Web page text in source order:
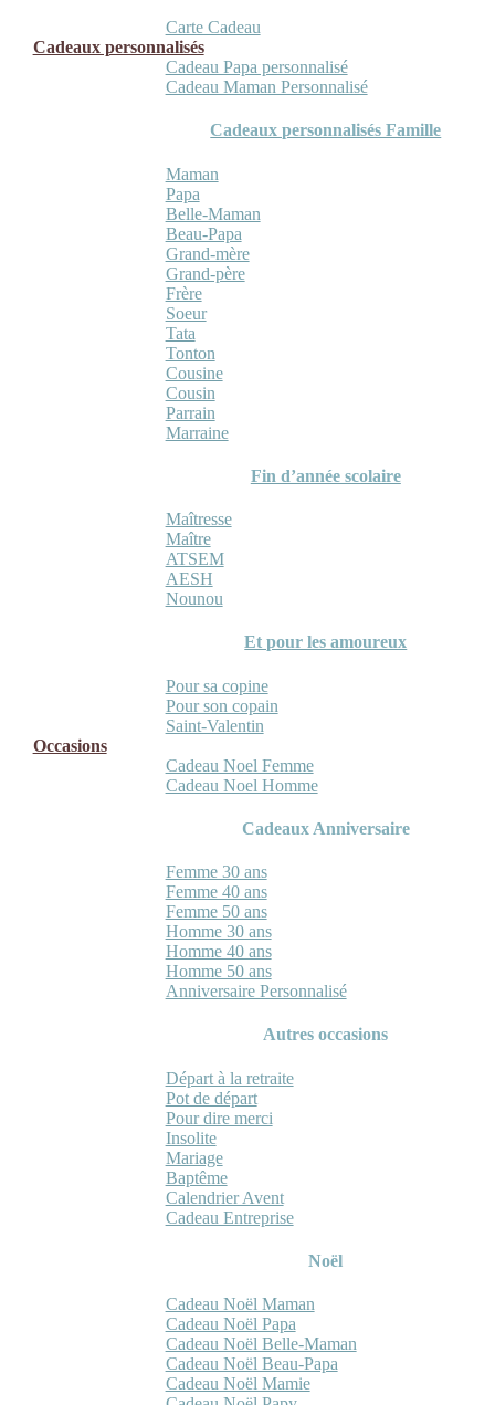
Carte Cadeau
Cadeaux personnalisés
Cadeau Papa personnalisé
Cadeau Maman Personnalisé
Cadeaux personnalisés Famille
Maman
Papa
Belle-Maman
Beau-Papa
Grand-mère
Grand-père
Frère
Soeur
Tata
Tonton
Cousine
Cousin
Parrain
Marraine
Fin d’année scolaire
Maîtresse
Maître
ATSEM
AESH
Nounou
Et pour les amoureux
Pour sa copine
Pour son copain
Saint-Valentin
Occasions
Cadeau Noel Femme
Cadeau Noel Homme
Cadeaux Anniversaire
Femme 30 ans
Femme 40 ans
Femme 50 ans
Homme 30 ans
Homme 40 ans
Homme 50 ans
Anniversaire Personnalisé
Autres occasions
Départ à la retraite
Pot de départ
Pour dire merci
Insolite
Mariage
Baptême
Calendrier Avent
Cadeau Entreprise
Noël
Cadeau Noël Maman
Cadeau Noël Papa
Cadeau Noël Belle-Maman
Cadeau Noël Beau-Papa
Cadeau Noël Mamie